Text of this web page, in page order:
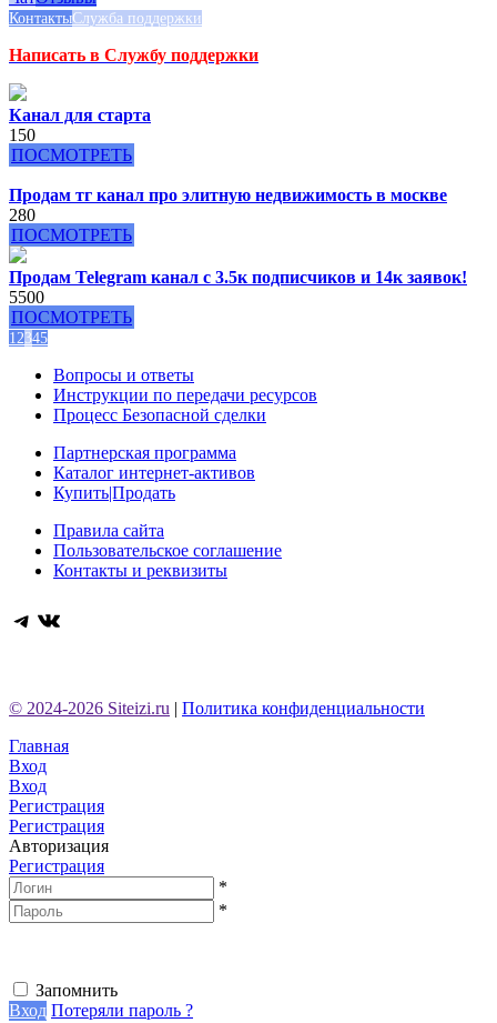
КонтактыСлужба поддержки
Написать в Службу поддержки
Канал для старта
150
ПОСМОТРЕТЬ
Продам тг канал про элитную недвижимость в москве
280
ПОСМОТРЕТЬ
Продам Telegram канал с 3.5к подписчиков и 14к заявок!
5500
ПОСМОТРЕТЬ
12345
Вопросы и ответы
Инструкции по передачи ресурсов
Процесс Безопасной сделки
Партнерская программа
Каталог интернет-активов
Купить|Продать
Правила сайта
Пользовательское соглашение
Контакты и реквизиты
Telegram
ВКонтакте
© 2024-2026 Siteizi.ru | Политика конфиденциальности
Главная
Вход
Вход
Регистрация
Регистрация
Авторизация
Регистрация
*
*
Запомнить
Вход Потеряли пароль ?